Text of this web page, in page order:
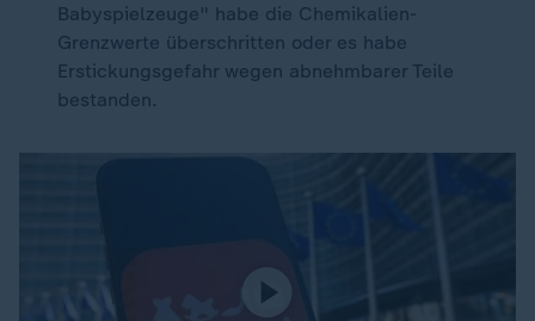
Babyspielzeuge" habe die Chemikalien-
Grenzwerte überschritten oder es habe
Erstickungsgefahr wegen abnehmbarer Teile
bestanden.